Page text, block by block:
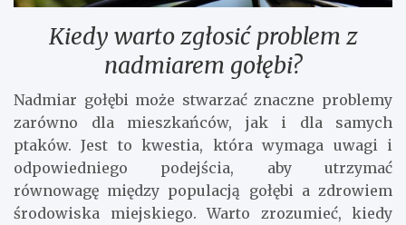
Kiedy warto zgłosić problem z
nadmiarem gołębi?
Nadmiar gołębi może stwarzać znaczne problemy
zarówno dla mieszkańców, jak i dla samych
ptaków. Jest to kwestia, która wymaga uwagi i
odpowiedniego podejścia, aby utrzymać
równowagę między populacją gołębi a zdrowiem
środowiska miejskiego. Warto zrozumieć, kiedy